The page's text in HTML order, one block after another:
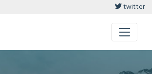
twitter